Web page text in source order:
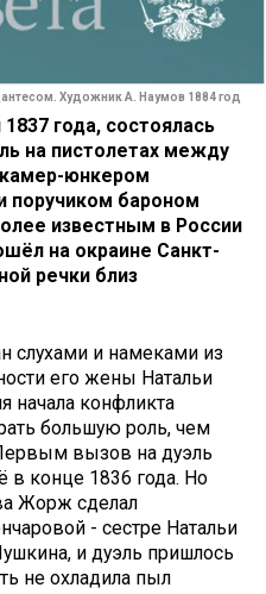
Художник А. Наумов 1884 год
года, состоялась
на пистолетах между
юнкером
бароном
известным в России
на окраине Санкт-
речки близ
слухами и намеками из
его жены Натальи
начала конфликта
большую роль, чем
вызов на дуэль
в конце 1836 года. Но
Жорж сделал
- сестре Натальи
и дуэль пришлось
не охладила пыл